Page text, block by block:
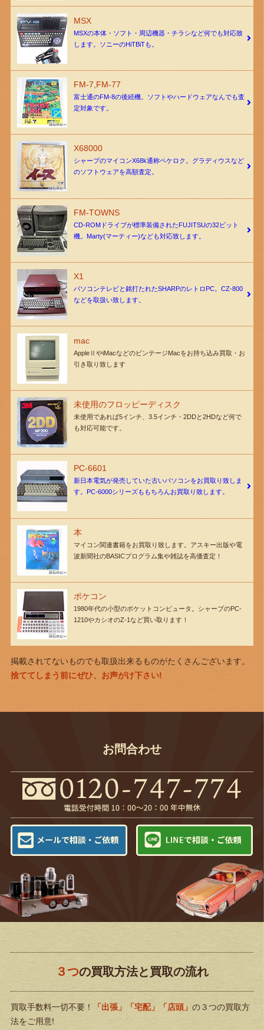
MSX
MSXの本体・ソフト・周辺機器・チラシなど何でも対応致
します。ソニーのHiTBiTも。
FM-7,FM-77
富士通のFM-8の後続機。ソフトやハードウェアなんでも査
定対象です。
X68000
シャープのマイコンX68k通称ペケロク。グラディウスなど
のソフトウェアを高額査定。
FM-TOWNS
CD-ROMドライブが標準装備されたFUJITSUの32ビット
機。Marty(マーティー)なども対応致します。
X1
パソコンテレビと銘打たれたSHARPのレトロPC。CZ-800
などを取扱い致します。
mac
AppleⅡやiMacなどのビンテージMacをお持ち込み買取・お
引き取り致します
未使用のフロッピーディスク
未使用であれば5インチ、3.5インチ・2DDと2HDなど何で
も対応可能です。
PC-6601
新日本電気が発売していた古いパソコンをお買取り致しま
す。PC-6000シリーズももちろんお買取り致します。
本
マイコン関連書籍をお買取り致します。アスキー出版や電
波新聞社のBASICプログラム集や雑誌を高価査定！
ポケコン
1980年代の小型のポケットコンピュータ。シャープのPC-
1210やカシオのZ-1など買い取ります！
掲載されてないものでも取扱出来るものがたくさんございます。
捨ててしまう前にぜひ、お声がけ下さい!
お問合わせ
３つの買取方法と買取の流れ
買取手数料一切不要！ 「出張」「宅配」「店頭」 の３つの買取方
法をご用意!